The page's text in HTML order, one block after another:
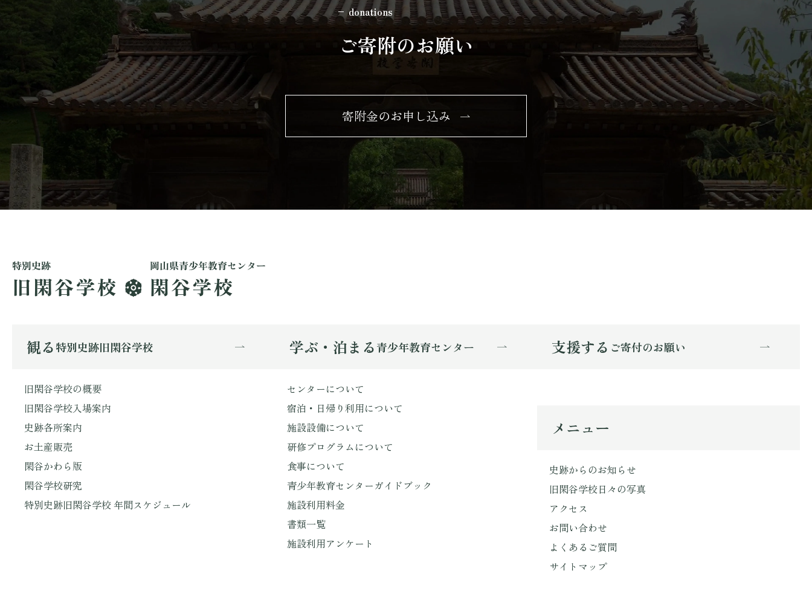
donations
ご寄附のお願い
寄附金のお申し込み
観る特別史跡旧閑谷学校
旧閑谷学校の概要
旧閑谷学校入場案内
史跡各所案内
お土産販売
閑谷かわら版
閑谷学校研究
特別史跡旧閑谷学校 年間スケジュール
学ぶ・泊まる青少年教育センター
センターについて
宿泊・日帰り利用について
施設設備について
研修プログラムについて
食事について
青少年教育センターガイドブック
施設利用料金
書類一覧
施設利用アンケート
支援する ご寄付のお願い
メニュー
史跡からのお知らせ
旧閑谷学校日々の写真
アクセス
お問い合わせ
よくあるご質問
サイトマップ